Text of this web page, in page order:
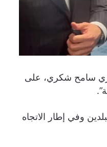
سامح شكري، على
وفي إطار الاتجاه